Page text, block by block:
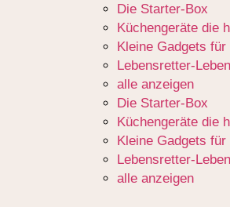
Die Starter-Box
Küchengeräte die
Kleine Gadgets
Lebensretter-
alle anzeigen
Die Starter-Box
Küchengeräte die
Kleine Gadgets
Lebensretter-
alle anzeigen